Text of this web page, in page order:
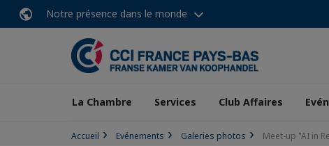
Notre présence dans le monde
La Chambre Services Club Affaires
Accueil Evénements Galeries photos Meet-up "AI in